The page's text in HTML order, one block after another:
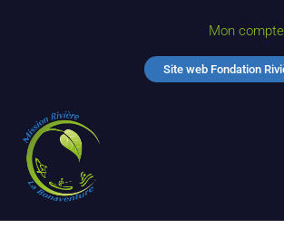
Mon
Site web Fondation